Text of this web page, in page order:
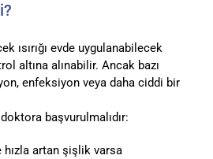
ısırığı evde uygulanabilecek
altına alınabilir. Ancak bazı
enfeksiyon veya daha ciddi bir
başvurulmalıdır:
hızla artan şişlik varsa